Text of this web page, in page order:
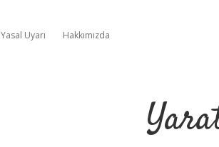
Yasal Uyarı Hakkımızda